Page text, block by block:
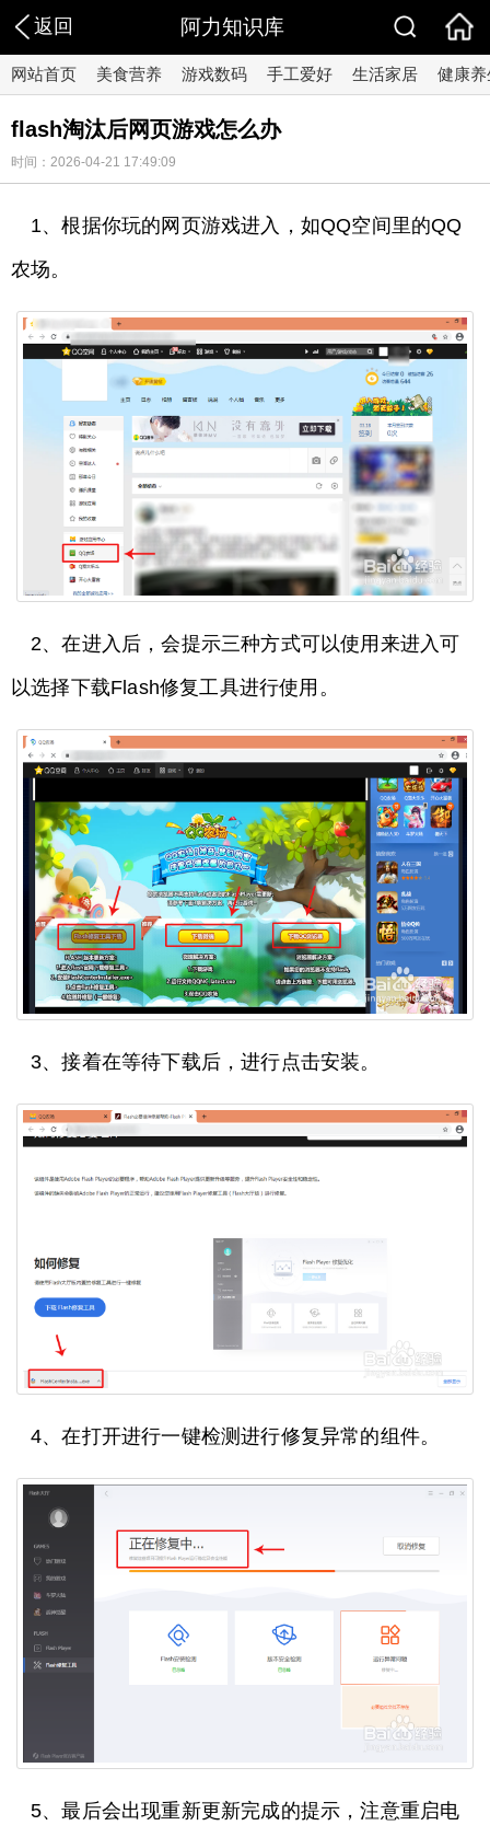
返回 阿力知识库
网站首页 美食营养 游戏数码 手工爱好 生活家居 健康养
flash淘汰后网页游戏怎么办
时间：2026-04-21 17:49:09
1、根据你玩的网页游戏进入，如QQ空间里的QQ
农场。
2、在进入后，会提示三种方式可以使用来进入可
以选择下载Flash修复工具进行使用。
3、接着在等待下载后，进行点击安装。
4、在打开进行一键检测进行修复异常的组件。
5、最后会出现重新更新完成的提示，注意重启电